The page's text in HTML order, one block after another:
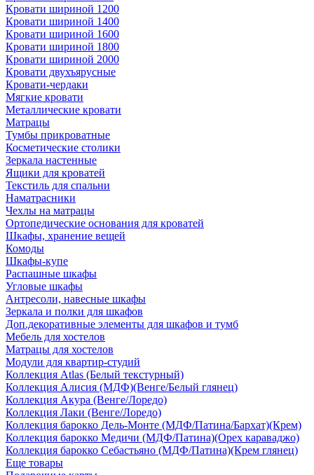
Кровати шириной 1200
Кровати шириной 1400
Кровати шириной 1600
Кровати шириной 1800
Кровати шириной 2000
Кровати двухъярусные
Кровати-чердаки
Мягкие кровати
Металлические кровати
Матрацы
Тумбы прикроватные
Косметические столики
Зеркала настенные
Ящики для кроватей
Текстиль для спальни
Наматрасники
Чехлы на матрацы
Ортопедические основания для кроватей
Шкафы, хранение вещей
Комоды
Шкафы-купе
Распашные шкафы
Угловые шкафы
Антресоли, навесные шкафы
Зеркала и полки для шкафов
Доп.декоративные элементы для шкафов и тумб
Мебель для хостелов
Матрацы для хостелов
Модули для квартир-студий
Коллекция Atlas (Белый текстурный)
Коллекция Алисия (МДФ)(Венге/Белый глянец)
Коллекция Акура (Венге/Лоредо)
Коллекция Лаки (Венге/Лоредо)
Коллекция барокко Дель-Монте (МДФ/Патина/Бархат)(Крем)
Коллекция барокко Медичи (МДФ/Патина)(Орех караваджо)
Коллекция барокко Себастьяно (МДФ/Патина)(Крем глянец)
Еще товары